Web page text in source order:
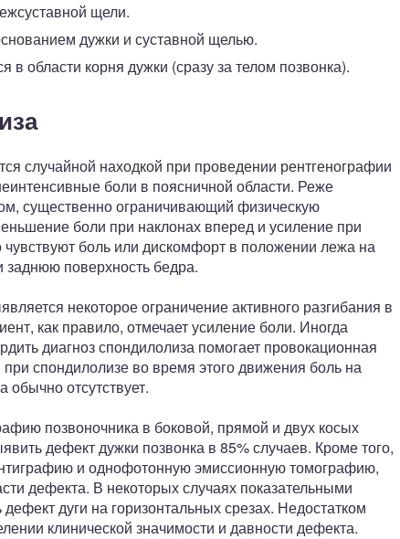
щели.
дужки и суставной щелью.
в области корня дужки (сразу за телом позвонка).
случайной находкой при проведении рентгенографии
боли в поясничной области. Реже
существенно ограничивающий физическую
боли при наклонах вперед и усиление при
боль или дискомфорт в положении лежа на
заднюю поверхность бедра.
некоторое ограничение активного разгибания в
как правило, отмечает усиление боли. Иногда
диагноз спондилолиза помогает провокационная
при спондилолизе во время этого движения боль на
отсутствует.
позвоночника в боковой, прямой и двух косых
дефект дужки позвонка в 85% случаев. Кроме того,
и однофотонную эмиссионную томографию,
дефекта. В некоторых случаях показательными
дуги на горизонтальных срезах. Недостатком
клинической значимости и давности дефекта.